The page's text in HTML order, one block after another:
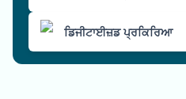
ਡਿਜੀਟਾਈਜ਼ਡ ਪ੍ਰਕਿਰਿਆ